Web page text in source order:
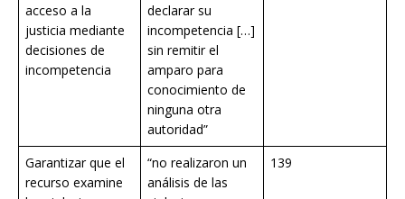
acceso a la
justicia mediante
decisiones de
incompetencia
declarar su
incompetencia […]
sin remitir el
amparo para
conocimiento de
ninguna otra
autoridad”
Garantizar que el
recurso examine
“no realizaron un
análisis de las
139